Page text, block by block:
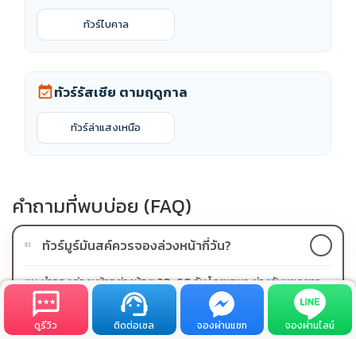
ทัวร์ไบคาล
event_availableทัวร์รัสเซีย ตามฤดูกาล
ทัวร์ล่าแสงเหนือ
คำถามที่พบบ่อย (FAQ)
01 ทัวร์มูร์มันสค์ควรจองล่วงหน้ากี่วัน?
แนะนำจองล่วงหน้าอย่างน้อย 30-60 วัน โดยเฉพาะช่วงวันหยุดยาว
หรือฤดูกาลยอดนิยม เพื่อให้มีตัวเลือกวันเดินทางและราคาที่เหมาะกว่า
ดูรีวิว ติดต่อเซล จองผ่านแชท จองผ่านไลน์